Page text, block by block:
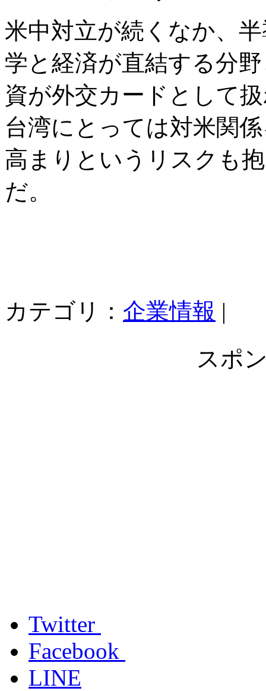
米中対立が続くなか、
学と経済が直結する分
資が外交カードとして
台湾にとっては対米関
高まりというリスクも
だ。
カテゴリ： 企業情報 |
スポ
Twitter
Facebook
LINE